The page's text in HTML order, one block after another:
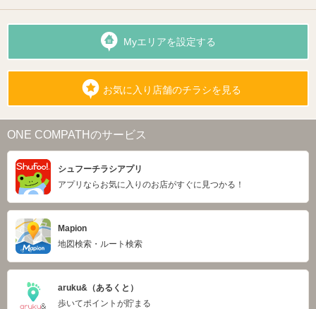
Myエリアを設定する
お気に入り店舗のチラシを見る
ONE COMPATHのサービス
シュフーチラシアプリ
アプリならお気に入りのお店がすぐに見つかる！
Mapion
地図検索・ルート検索
aruku&（あるくと）
歩いてポイントが貯まる